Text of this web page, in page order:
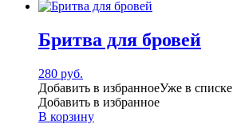
Бритва для бровей
280 руб.
Добавить в избранноеУже в
Добавить в избранное
В корзину